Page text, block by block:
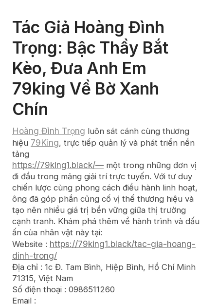
Tác Giả Hoàng Đình
Trọng: Bậc Thầy Bắt
Kèo, Đưa Anh Em
79king Về Bờ Xanh
Chín
Hoàng Đình Trọng luôn sát cánh cùng thương
hiệu 79King, trực tiếp quản lý và phát triển nền
tảng
https://79king1.black/— một trong những đơn vị
đi đầu trong mảng giải trí trực tuyến. Với tư duy
chiến lược cùng phong cách điều hành linh hoạt,
ông đã góp phần củng cố vị thế thương hiệu và
tạo nên nhiều giá trị bền vững giữa thị trường
cạnh tranh. Khám phá thêm về hành trình và dấu
ấn của nhân vật này tại:
Website : https://79king1.black/tac-gia-hoang-
dinh-trong/
Địa chỉ : 1c Đ. Tam Bình, Hiệp Bình, Hồ Chí Minh
71315, Việt Nam
Số điện thoại : 0986511260
Email :